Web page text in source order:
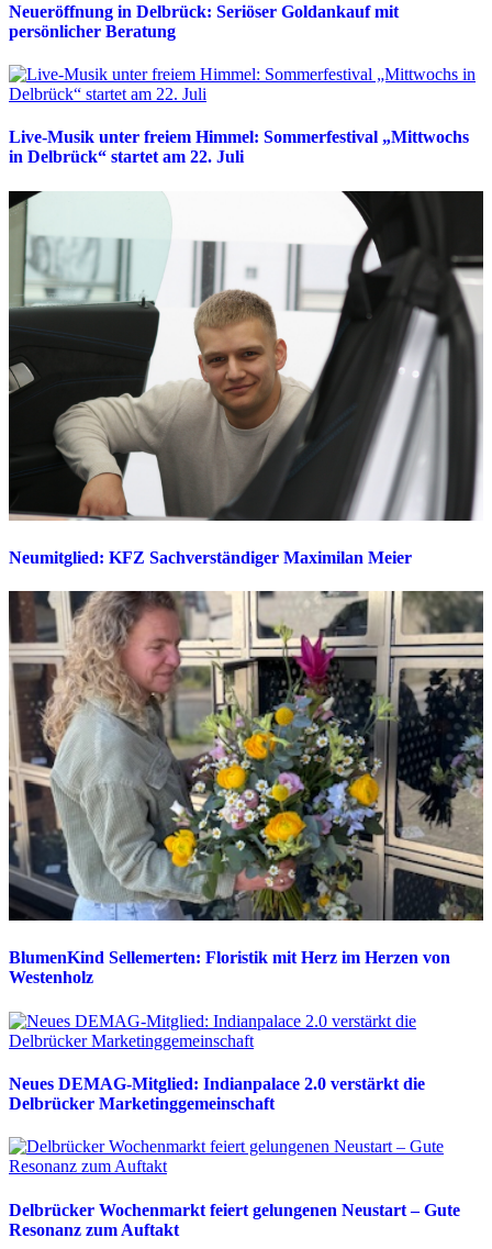
Neueröffnung in Delbrück: Seriöser Goldankauf mit
persönlicher Beratung
Live-Musik unter freiem Himmel: Sommerfestival „Mittwochs
in Delbrück“ startet am 22. Juli
Neumitglied: KFZ Sachverständiger Maximilan Meier
BlumenKind Sellemerten: Floristik mit Herz im Herzen von
Westenholz
Neues DEMAG-Mitglied: Indianpalace 2.0 verstärkt die
Delbrücker Marketinggemeinschaft
Delbrücker Wochenmarkt feiert gelungenen Neustart – Gute
Resonanz zum Auftakt